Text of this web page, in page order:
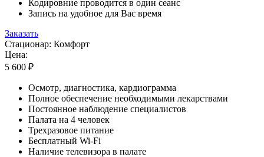
Кодировние проводится в один сеанс
Запись на удобное для Вас время
Заказать
Стационар: Комфорт
Цена:
5 600 ₽
Осмотр, диагностика, кардиограмма
Полное обеспечение необходимыми лекарствами
Постоянное наблюдение специалистов
Палата на 4 человек
Трехразовое питание
Бесплатный Wi-Fi
Наличие телевизора в палате